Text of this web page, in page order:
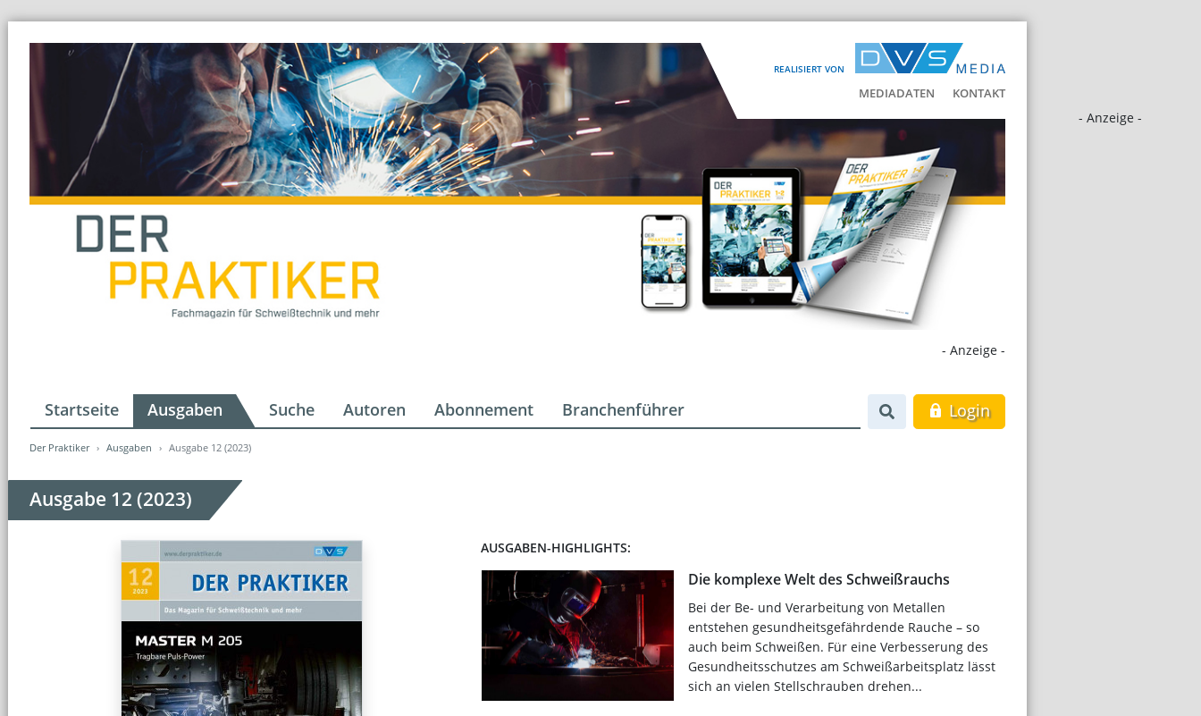
REALISIERT VON
MEDIADATEN KONTAKT
- Anzeige -
- Anzeige -
Startseite Ausgaben Suche Autoren Abonnement Branchenführer Login
Der Praktiker Ausgaben Ausgabe 12 (2023)
Ausgabe 12 (2023)
AUSGABEN-HIGHLIGHTS:
Die komplexe Welt des Schweißrauchs
Bei der Be- und Verarbeitung von Metallen
entstehen gesundheitsgefährdende Rauche – so
auch beim Schweißen. Für eine Verbesserung des
Gesundheitsschutzes am Schweißarbeitsplatz lässt
sich an vielen Stellschrauben drehen...